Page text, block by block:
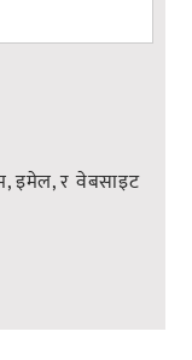
इमेल, र वेबसाइट